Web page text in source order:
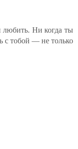
Ни когда ты
с тобой — не только